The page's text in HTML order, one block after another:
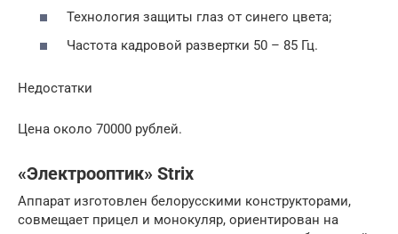
Технология защиты глаз от синего цвета;
Частота кадровой развертки 50 – 85 Гц.
Недостатки
Цена около 70000 рублей.
«Электрооптик» Strix
Аппарат изготовлен белорусскими конструкторами,
совмещает прицел и монокуляр, ориентирован на